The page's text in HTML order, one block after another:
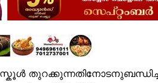
സ്കൂൾ